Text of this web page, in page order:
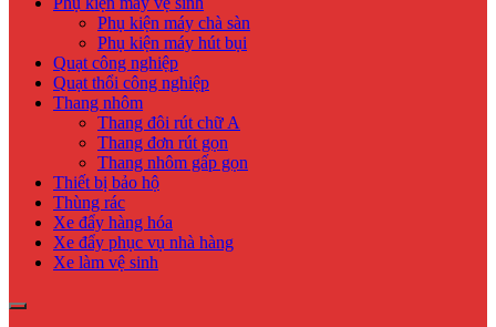
Phụ kiện máy chà sàn
Phụ kiện máy hút bụi
Quạt công nghiệp
Quạt thổi công nghiệp
Thang nhôm
Thang đôi rút chữ A
Thang đơn rút gọn
Thang nhôm gấp gọn
Thiết bị bảo hộ
Thùng rác
Xe đẩy hàng hóa
Xe đẩy phục vụ nhà hàng
Xe làm vệ sinh